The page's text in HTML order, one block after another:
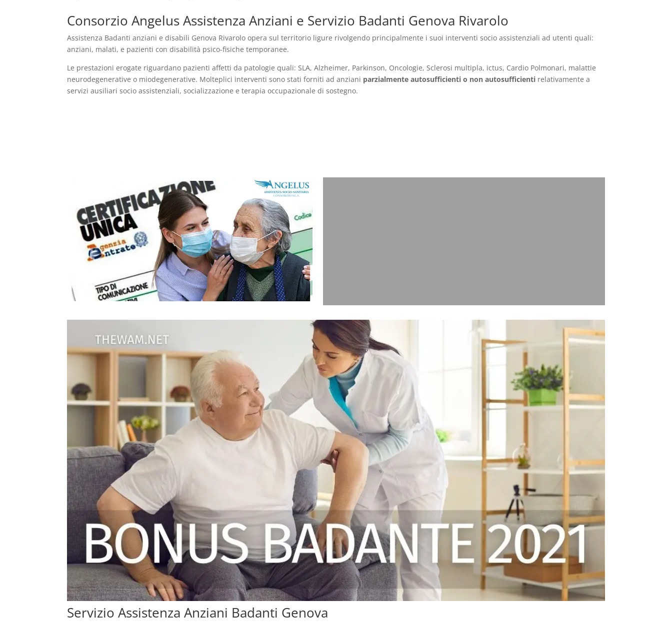
Consorzio Angelus Assistenza Anziani e Servizio Badanti Genova Rivarolo
Assistenza Badanti anziani e disabili Genova Rivarolo opera sul territorio ligure rivolgendo principalmente i suoi interventi socio assistenziali ad utenti quali:
anziani, malati, e pazienti con disabilità psico-fisiche temporanee.
Le prestazioni erogate riguardano pazienti affetti da patologie quali: SLA, Alzheimer, Parkinson, Oncologie, Sclerosi multipla, ictus, Cardio Polmonari, malattie
neurodegenerative o miodegenerative. Molteplici interventi sono stati forniti ad anziani parzialmente autosufficienti o non autosufficienti relativamente a
servizi ausiliari socio assistenziali, socializzazione e terapia occupazionale di sostegno.
Servizio Assistenza Anziani Badanti Genova